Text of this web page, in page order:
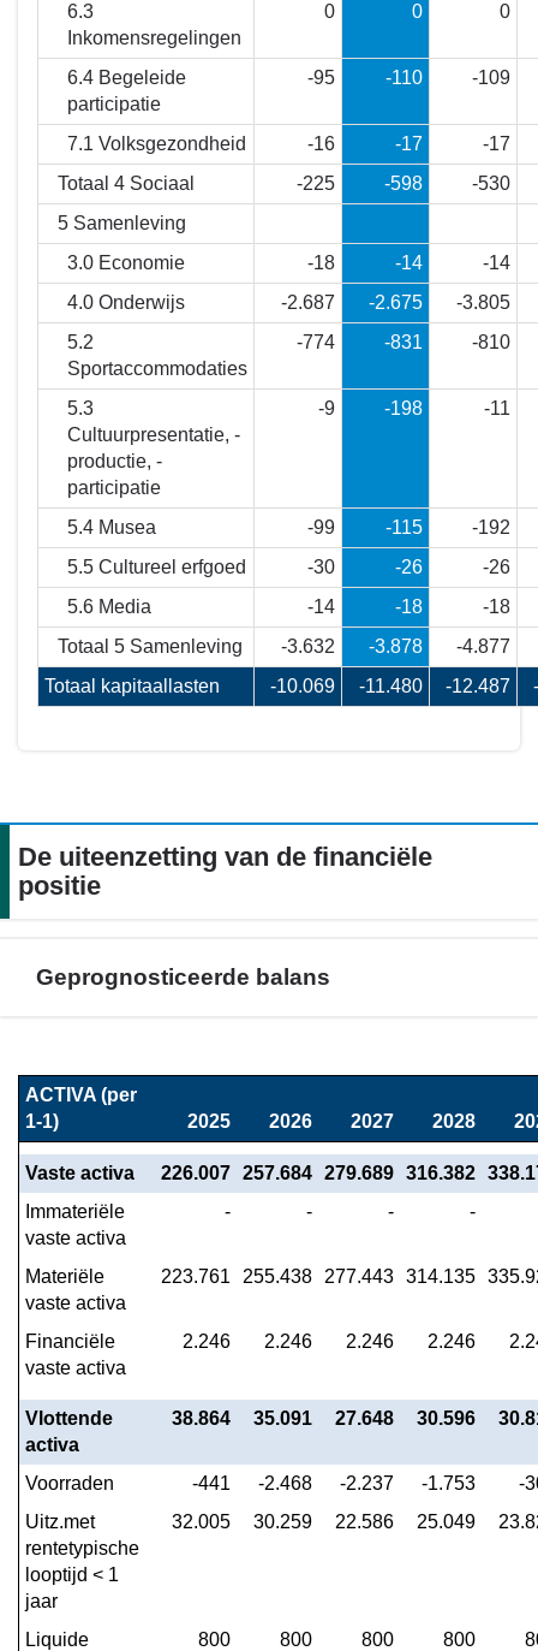
6.3
Inkomensregelingen
0 0 0
6.4 Begeleide
participatie
-95 -110 -109
7.1 Volksgezondheid -16 -17
-17
Totaal 4 Sociaal
-225 -598
-530
5 Samenleving
3.0 Economie
-18 -14
-14
4.0 Onderwijs
-2.687 -2.675
-3.805
5.2
Sportaccommodaties
-774 -831 -810
5.3
Cultuurpresentatie, -
productie, -
participatie
-9 -198 -11
5.4 Musea -99 -115
-192
5.5 Cultureel erfgoed
-30 -26
-26
5.6 Media
-14 -18
-18
Totaal 5 Samenleving
-3.632 -3.878
-4.877
Totaal kapitaallasten
-10.069 -11.480 -12.487
De uiteenzetting van de financiële
positie
Geprognosticeerde balans
naar
navigatie
uiteenzetting
van
financiële
positie
Geprognosticeerde
balans
ACTIVA (per
1-1)
2025 2026 2027 2028
Vaste activa 226.007 257.684 279.689 316.382
Immateriële
vaste activa
- - - -
Materiële
vaste activa
223.761 255.438 277.443 314.135
Financiële
vaste activa
2.246 2.246 2.246 2.246
Vlottende
activa
38.864 35.091 27.648 30.596
Voorraden -441 -2.468 -2.237 -1.753
-
Uitz.met
rentetypische
looptijd < 1
jaar
32.005 30.259 22.586 25.049
Liquide
800 800 800 800